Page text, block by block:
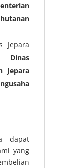
Jepara
Dinas
Jepara
dapat
yang